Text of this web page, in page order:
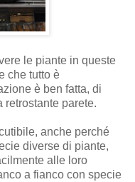
le piante in queste
che tutto è
è ben fatta, di
parete.
anche perché
diverse di piante,
alle loro
a fianco con specie